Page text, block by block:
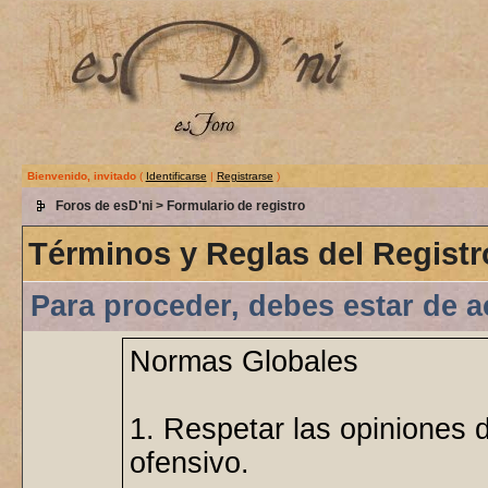
Bienvenido, invitado( Identificarse | Registrarse )
Foros de esD'ni> Formulario de registro
Términos y Reglas del
Para proceder, debes estar de
Normas Globales
1. Respetar las opiniones
ofensivo.